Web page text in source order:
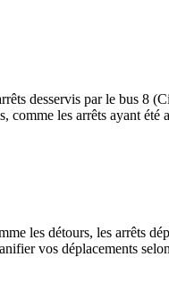
desservis par le bus 8
les arrêts ayant
les détours, les arrêts
vos déplacements